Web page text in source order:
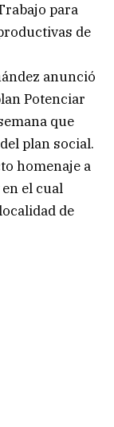
para
de
anunció
Potenciar
que
plan social.
homenaje a
el cual
de